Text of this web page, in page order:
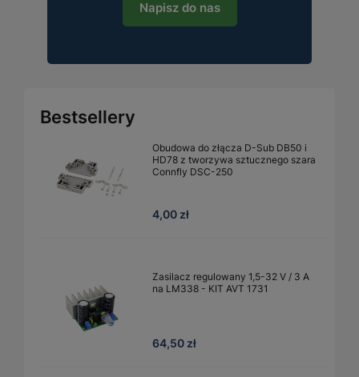
Napisz do nas
Bestsellery
Obudowa do złącza D-Sub DB50 i
HD78 z tworzywa sztucznego szara
Connfly DSC-250
4,00 zł
Zasilacz regulowany 1,5-32 V / 3 A
na LM338 - KIT AVT 1731
64,50 zł